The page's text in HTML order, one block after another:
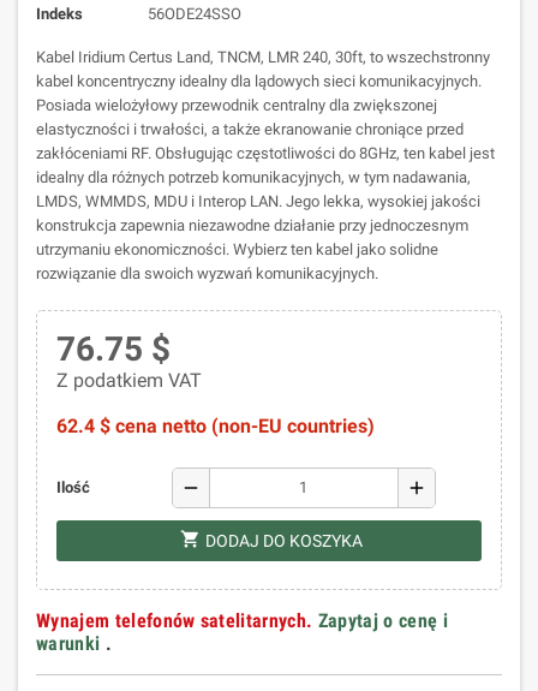
Indeks
56ODE24SSO
Kabel Iridium Certus Land, TNCM, LMR 240, 30ft, to wszechstronny
kabel koncentryczny idealny dla lądowych sieci komunikacyjnych.
Posiada wielożyłowy przewodnik centralny dla zwiększonej
elastyczności i trwałości, a także ekranowanie chroniące przed
zakłóceniami RF. Obsługując częstotliwości do 8GHz, ten kabel jest
idealny dla różnych potrzeb komunikacyjnych, w tym nadawania,
LMDS, WMMDS, MDU i Interop LAN. Jego lekka, wysokiej jakości
konstrukcja zapewnia niezawodne działanie przy jednoczesnym
utrzymaniu ekonomiczności. Wybierz ten kabel jako solidne
rozwiązanie dla swoich wyzwań komunikacyjnych.
76.75 $
Z podatkiem VAT
62.4 $ cena netto (non-EU countries)
Ilość remove add
shopping_cart DODAJ DO KOSZYKA
Wynajem telefonów satelitarnych. Zapytaj o cenę i
warunki .